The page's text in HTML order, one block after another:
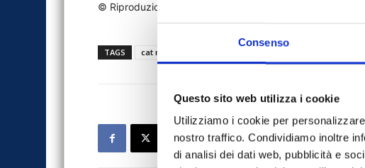
Consenso
Questo sito web utilizza i cookie
Utilizziamo i cookie per
nostro traffico. Condividiamo inoltre
di analisi dei dati web, pubblicità e
© Riproduzione riservata
TAGS cat nat